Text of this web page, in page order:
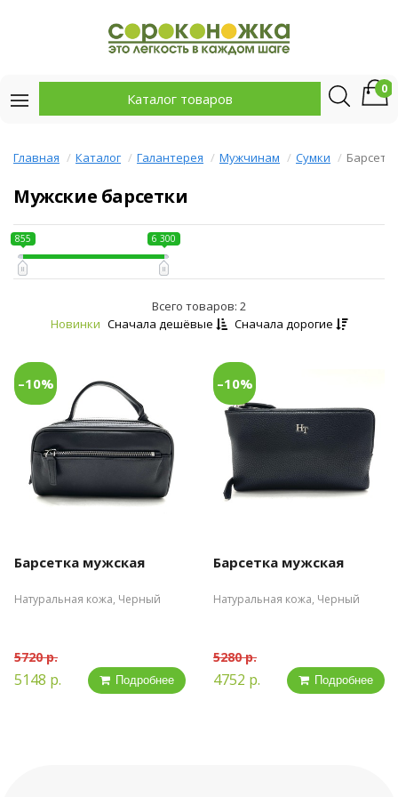
Каталог товаров
0
Главная Каталог Галантерея Мужчинам Сумки
Мужские барсетки
855 6 300
Всего товаров: 2
Новинки Сначала дешёвые Сначала дорогие
–10%
Барсетка мужская
Натуральная кожа, Черный
5720 р.
5148 р. Подробнее
–10%
Барсетка мужская
Натуральная кожа, Черный
5280 р.
4752 р. Подробнее